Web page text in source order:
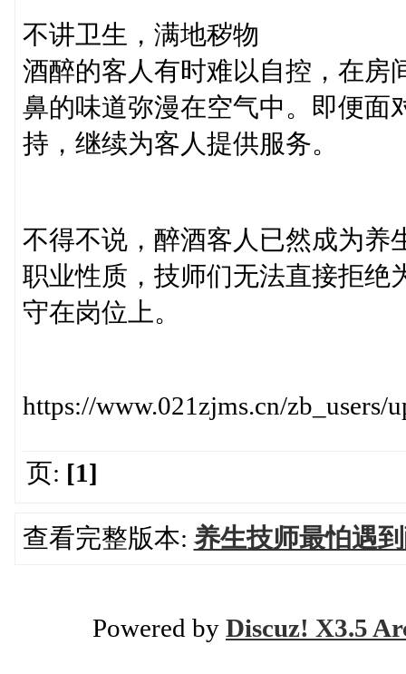
不讲卫生，满地秽物​
酒醉的客人有时难以自控，在房
鼻的味道弥漫在空气中。即便面
持，继续为客人提供服务。​
不得不说，醉酒客人已然成为养
职业性质，技师们无法直接拒绝
守在岗位上。
https://www.021zjms.cn/zb_users/
页: [1]
查看完整版本: 养生技师最怕遇
Powered by Discuz! X3.5